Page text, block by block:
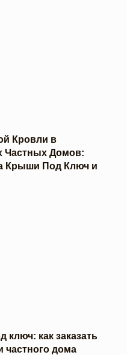
Кровли в
Частных Домов:
Крыши Под Ключ и
как заказать
дома